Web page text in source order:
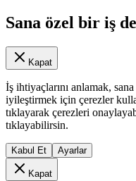
Sana özel bir iş
Kapat
İş ihtiyaçlarını anlamak,
iyileştirmek için çerezler
tıklayarak çerezleri
tıklayabilirsin.
Kabul Et Ayarlar
Kapat